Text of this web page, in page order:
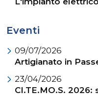
Eventi
09/07/2026
Artigianato in
23/04/2026
CI.TE.MO.S.